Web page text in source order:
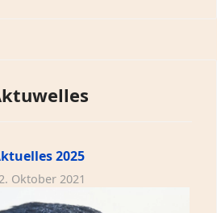
2025
Oktober 2021